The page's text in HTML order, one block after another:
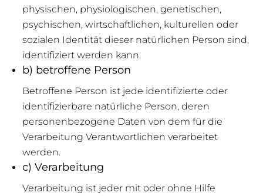
physischen, physiologischen, genetischen,
psychischen, wirtschaftlichen, kulturellen oder
sozialen Identität dieser natürlichen Person sind,
identifiziert werden kann.
b) betroffene Person
Betroffene Person ist jede identifizierte oder
identifizierbare natürliche Person, deren
personenbezogene Daten von dem für die
Verarbeitung Verantwortlichen verarbeitet
werden.
c) Verarbeitung
Verarbeitung ist jeder mit oder ohne Hilfe